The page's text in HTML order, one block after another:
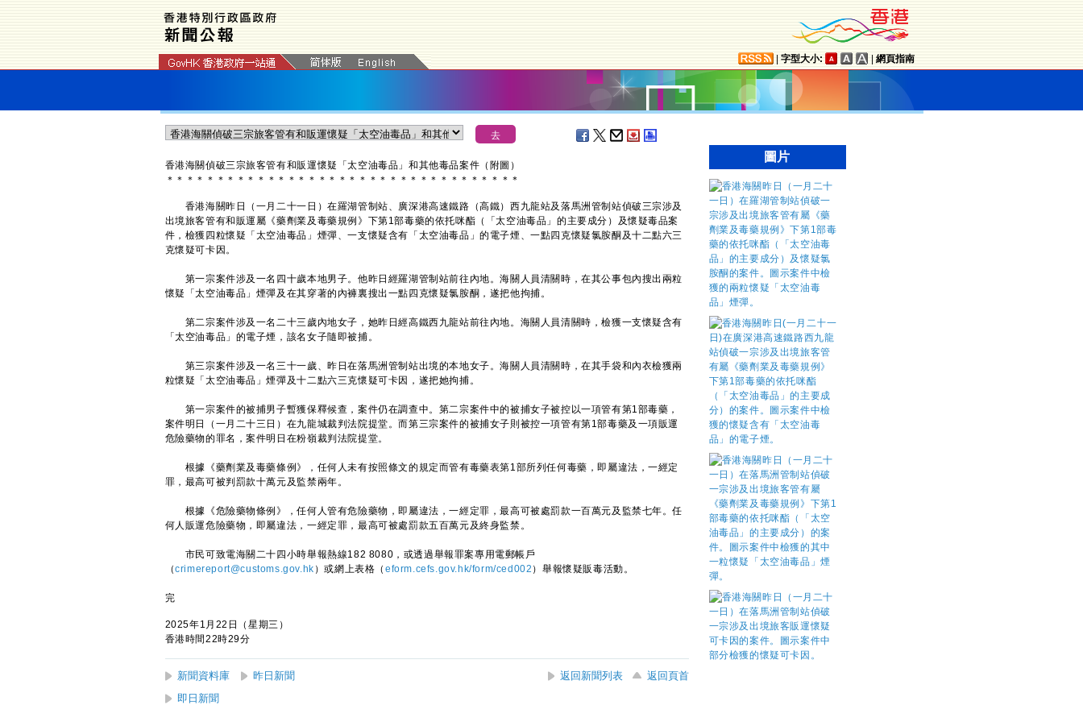
字型大小: 網頁指南
香港海關偵破三宗旅客管有和販運懷疑「太空油毒品」和其他毒品案件（附圖）
＊ ＊ ＊ ＊ ＊ ＊ ＊ ＊ ＊ ＊ ＊ ＊ ＊ ＊ ＊ ＊ ＊ ＊ ＊ ＊ ＊ ＊ ＊ ＊ ＊ ＊ ＊ ＊ ＊ ＊ ＊ ＊ ＊ ＊ ＊
​香港海關昨日（一月二十一日）在羅湖管制站、廣深港高速鐵路（高鐵）西九龍站及落馬洲管制站偵破三宗涉及
出境旅客管有和販運屬《藥劑業及毒藥規例》下第1部毒藥的依托咪酯（「太空油毒品」的主要成分）及懷疑毒品案
件，檢獲四粒懷疑「太空油毒品」煙彈、一支懷疑含有「太空油毒品」的電子煙、一點四克懷疑氯胺酮及十二點六三
克懷疑可卡因。
第一宗案件涉及一名四十歲本地男子。他昨日經羅湖管制站前往內地。海關人員清關時，在其公事包內搜出兩粒
懷疑「太空油毒品」煙彈及在其穿著的內褲裏搜出一點四克懷疑氯胺酮，遂把他拘捕。
第二宗案件涉及一名二十三歲內地女子，她昨日經高鐵西九龍站前往內地。海關人員清關時，檢獲一支懷疑含有
「太空油毒品」的電子煙，該名女子隨即被捕。
第三宗案件涉及一名三十一歲、昨日在落馬洲管制站出境的本地女子。海關人員清關時，在其手袋和內衣檢獲兩
粒懷疑「太空油毒品」煙彈及十二點六三克懷疑可卡因，遂把她拘捕。
第一宗案件的被捕男子暫獲保釋候查，案件仍在調查中。第二宗案件中的被捕女子被控以一項管有第1部毒藥，
案件明日（一月二十三日）在九龍城裁判法院提堂。而第三宗案件的被捕女子則被控一項管有第1部毒藥及一項販運
危險藥物的罪名，案件明日在粉嶺裁判法院提堂。
根據《藥劑業及毒藥條例》，任何人未有按照條文的規定而管有毒藥表第1部所列任何毒藥，即屬違法，一經定
罪，最高可被判罰款十萬元及監禁兩年。
根據《危險藥物條例》，任何人管有危險藥物，即屬違法，一經定罪，最高可被處罰款一百萬元及監禁七年。任
何人販運危險藥物，即屬違法，一經定罪，最高可被處罰款五百萬元及終身監禁。
市民可致電海關二十四小時舉報熱線182 8080，或透過舉報罪案專用電郵帳戶
（crimereport@customs.gov.hk ）或網上表格（ eform.cefs.gov.hk/form/ced002 ）舉報懷疑販毒活動。
完
2025年1月22日（星期三）
香港時間22時29分
新聞資料庫 昨日新聞 返回新聞列表
返回頁首
即日新聞
圖片